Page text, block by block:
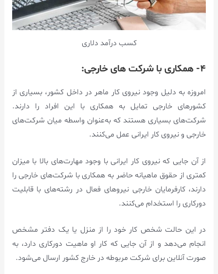
کسب درآمد دلاری
۴- همکاری با شرکت های خارجی:
امروزه به دلیل وجود نیروی کار ماهر در داخل کشور، بسیاری از
کشور‌های خارجی تمایل به همکاری با این افراد را دارند.
شرکت‌های بسیاری هستند که به‌عنوان واسطه میان شرکت‌های
خارجی و نیروی کار ایرانی عمل می‌کنند.
از آن جایی که نیروی کار ایرانی با وجود مهارت‌های بالا با میزان
کمتری از حقوق ماهیانه حاضر به همکاری با شرکت‌های خارجی را
دارند، کارفرمایان خارجی نیروهای فعال در رشته‌های با قابلیت
دورکاری را استخدام می‌کنند.
در این حالت شخص کار خود را از منزل یا یک دفتر مشخص
انجام می‌دهد و از آن جایی که کار او ماهیت دورکاری دارد، به
صورت آنلاین برای شرکت مربوطه در خارج کشور ارسال می‌شود.